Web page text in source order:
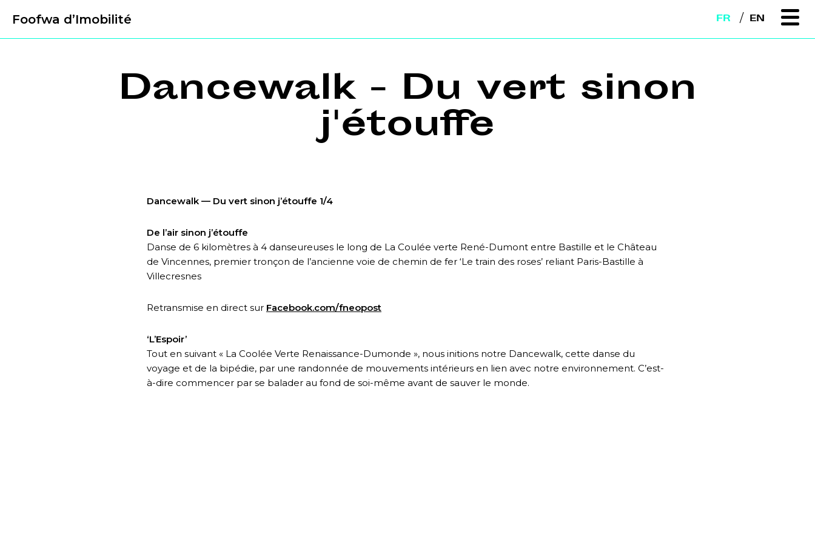
Foofwa d’Imobilité FR EN
Dancewalk - Du vert sinon
j'étouffe
Dancewalk — Du vert sinon j’étouffe 1/4
De l’air sinon j’étouffe
Danse de 6 kilomètres à 4 danseureuses le long de La Coulée verte René-Dumont entre Bastille et le Château
de Vincennes, premier tronçon de l’ancienne voie de chemin de fer ‘Le train des roses’ reliant Paris-Bastille à
Villecresnes
Retransmise en direct sur Facebook.com/fneopost
‘L’Espoir’
Tout en suivant « La Coolée Verte Renaissance-Dumonde », nous initions notre Dancewalk, cette danse du
voyage et de la bipédie, par une randonnée de mouvements intérieurs en lien avec notre environnement. C’est-
à-dire commencer par se balader au fond de soi-même avant de sauver le monde.